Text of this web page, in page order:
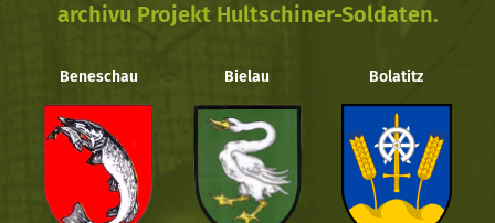
archivu Projekt Hultschiner-Soldaten.
Beneschau Bielau Bolatitz